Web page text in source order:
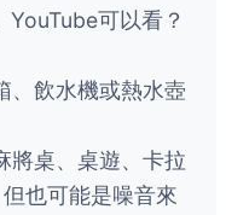
可以看？
、飲水機或熱水壺
將桌、桌遊、卡拉
也可能是噪音來